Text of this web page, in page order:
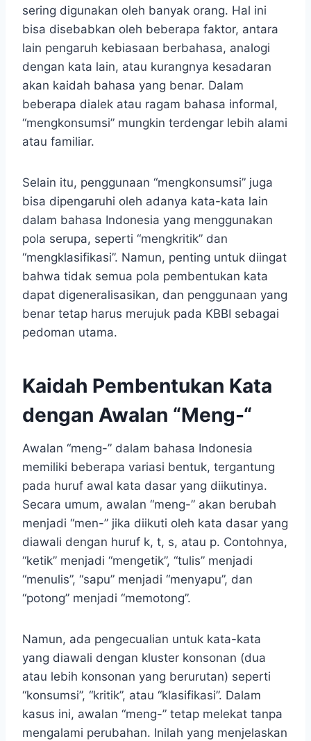
sering digunakan oleh banyak orang. Hal ini
bisa disebabkan oleh beberapa faktor, antara
lain pengaruh kebiasaan berbahasa, analogi
dengan kata lain, atau kurangnya kesadaran
akan kaidah bahasa yang benar. Dalam
beberapa dialek atau ragam bahasa informal,
“mengkonsumsi” mungkin terdengar lebih alami
atau familiar.
Selain itu, penggunaan “mengkonsumsi” juga
bisa dipengaruhi oleh adanya kata-kata lain
dalam bahasa Indonesia yang menggunakan
pola serupa, seperti “mengkritik” dan
“mengklasifikasi”. Namun, penting untuk diingat
bahwa tidak semua pola pembentukan kata
dapat digeneralisasikan, dan penggunaan yang
benar tetap harus merujuk pada KBBI sebagai
pedoman utama.
Kaidah Pembentukan Kata
dengan Awalan “Meng-“
Awalan “meng-” dalam bahasa Indonesia
memiliki beberapa variasi bentuk, tergantung
pada huruf awal kata dasar yang diikutinya.
Secara umum, awalan “meng-” akan berubah
menjadi “men-” jika diikuti oleh kata dasar yang
diawali dengan huruf k, t, s, atau p. Contohnya,
“ketik” menjadi “mengetik”, “tulis” menjadi
“menulis”, “sapu” menjadi “menyapu”, dan
“potong” menjadi “memotong”.
Namun, ada pengecualian untuk kata-kata
yang diawali dengan kluster konsonan (dua
atau lebih konsonan yang berurutan) seperti
“konsumsi”, “kritik”, atau “klasifikasi”. Dalam
kasus ini, awalan “meng-” tetap melekat tanpa
mengalami perubahan. Inilah yang menjelaskan